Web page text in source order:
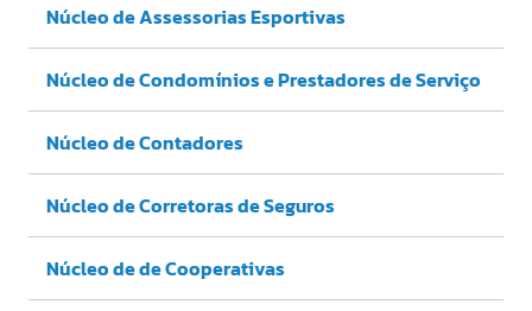
Núcleo de Assessorias Esportivas
Núcleo de Condomínios e Prestadores de Serviço
Núcleo de Contadores
Núcleo de Corretoras de Seguros
Núcleo de de Cooperativas